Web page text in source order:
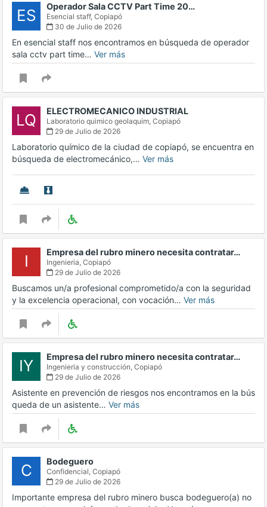
ES Operador Sala CCTV Part Time 20…
Esencial staff, Copiapó
30 de Julio de 2026
En esencial staff nos encontramos en búsqueda de operador
sala cctv part time… Ver más
LQ ELECTROMECANICO INDUSTRIAL
Laboratorio quimico geolaquim, Copiapó
29 de Julio de 2026
Laboratorio químico de la ciudad de copiapó, se encuentra en
búsqueda de electromecánico,… Ver más
I Empresa del rubro minero necesita contratar…
Ingenieria, Copiapó
29 de Julio de 2026
Buscamos un/a profesional comprometido/a con la seguridad
y la excelencia operacional, con vocación… Ver más
IY Empresa del rubro minero necesita contratar…
Ingenieria y construcción, Copiapó
29 de Julio de 2026
Asistente en prevención de riesgos nos encontramos en la bús
queda de un asistente… Ver más
C Bodeguero
Confidencial, Copiapó
29 de Julio de 2026
Importante empresa del rubro minero busca bodeguero(a) no